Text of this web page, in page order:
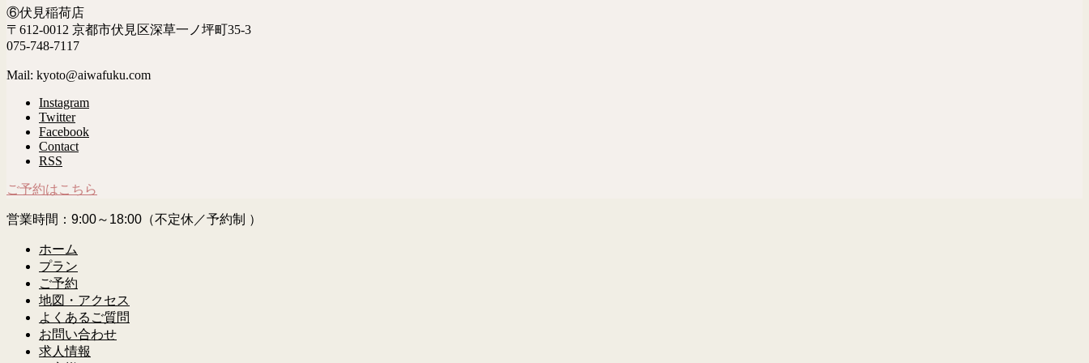
⑥伏見稲荷店
〒612-0012 京都市伏見区深草一ノ坪町35-3
075-748-7117
Mail: kyoto@aiwafuku.com
Instagram
Twitter
Facebook
Contact
RSS
ご予約はこちら
営業時間：9:00～18:00（不定休／予約制 ）
ホーム
プラン
ご予約
地図・アクセス
よくあるご質問
お問い合わせ
求人情報